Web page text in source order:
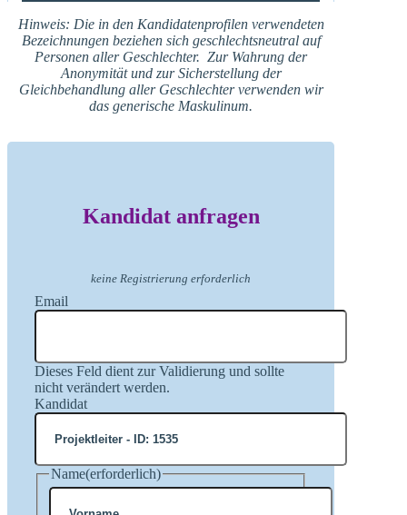
Hinweis: Die in den Kandidatenprofilen verwendeten
Bezeichnungen beziehen sich geschlechtsneutral auf
Personen aller Geschlechter. Zur Wahrung der
Anonymität und zur Sicherstellung der
Gleichbehandlung aller Geschlechter verwenden wir
das generische Maskulinum.
Kandidat anfragen
keine Registrierung erforderlich
Email
Dieses Feld dient zur Validierung und sollte
nicht verändert werden.
Kandidat
Name(erforderlich)